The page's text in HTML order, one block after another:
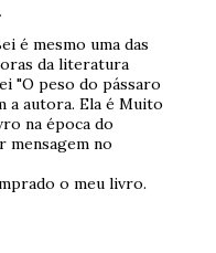
é mesmo uma das
da literatura
"O peso do pássaro
a autora. Ela é Muito
na época do
mensagem no
o meu livro.